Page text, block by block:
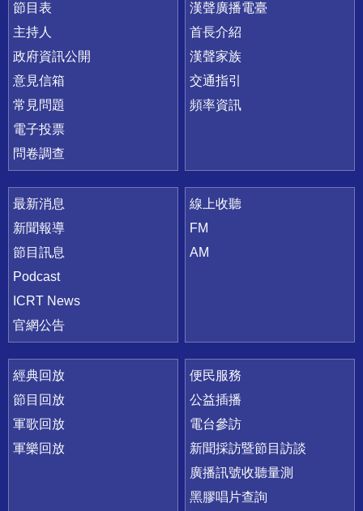
節目表
主持人
政府資訊公開
意見信箱
常見問題
電子投票
問卷調查
漢聲廣播電臺
首長介紹
漢聲家族
交通指引
頻率資訊
最新消息
新聞報導
節目訊息
Podcast
ICRT News
官網公告
線上收聽
FM
AM
經典回放
節目回放
軍歌回放
軍樂回放
便民服務
公益插播
電台參訪
新聞採訪暨節目訪談
廣播訊號收聽量測
黑膠唱片查詢